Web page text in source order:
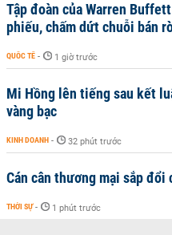
Tập đoàn của Warren
phiếu, chấm dứt chuỗi bán
QUỐC TẾ - 1 giờ trước
Mi Hồng lên tiếng sau kết
vàng bạc
KINH DOANH - 32 phút trước
Cán cân thương mại sắp đổi
THỜI SỰ - 1 phút trước